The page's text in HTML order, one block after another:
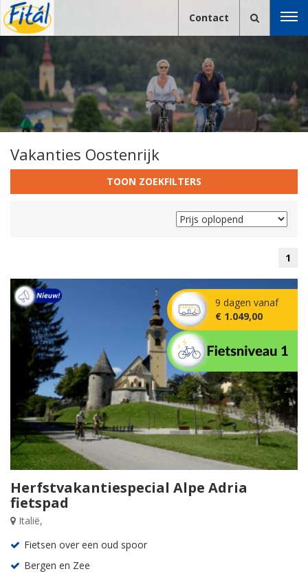
Contact
Vakanties Oostenrijk
TOON ZOEKFILTERS
1
Herfstvakantiespecial Alpe Adria
fietspad
Italië,
Fietsen over een oud spoor
Bergen en Zee
9 dagen vanaf
€ 1.049,00